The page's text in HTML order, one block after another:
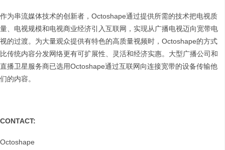
作为串流媒体技术的创新者，Octoshape通过提供所需的技术把电视质
量、电视规模和电视商业经济引入互联网，实现从广播电视迈向宽带电
视的过渡。为大量观众提供有特色的高质量视频时，Octoshape的方式
比传统内容分发网络更有可扩展性、灵活和经济实惠。大型广播公司和
直播卫星服务商已选用Octoshape通过互联网向连接宽带的设备传输他
们的内容。
CONTACT:
Octoshape